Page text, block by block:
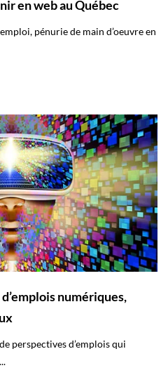
en web au Québec
pénurie de main d’oeuvre en
numériques,
perspectives d’emplois qui